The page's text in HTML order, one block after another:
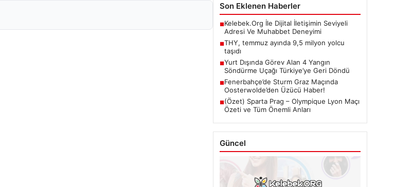
Son Eklenen Haberler
■Kelebek.Org İle Dijital İletişimin Seviyeli
Adresi Ve Muhabbet Deneyimi
■THY, temmuz ayında 9,5 milyon yolcu
taşıdı
■Yurt Dışında Görev Alan 4 Yangın
Söndürme Uçağı Türkiye’ye Geri Döndü
■Fenerbahçe’de Sturm Graz Maçında
Oosterwolde’den Üzücü Haber!
■(Özet) Sparta Prag – Olympique Lyon Maçı
Özeti ve Tüm Önemli Anları
Güncel